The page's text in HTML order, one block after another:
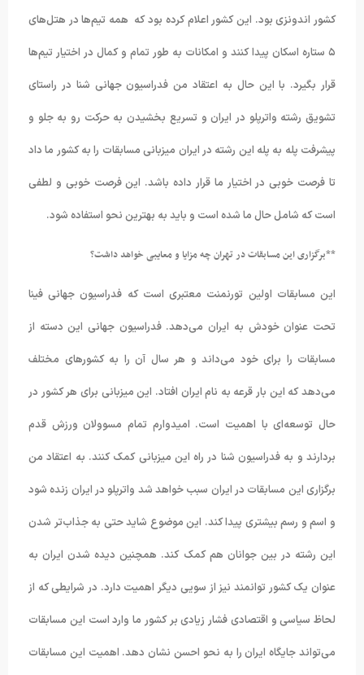
کشور اندونزی بود. این کشور اعلام کرده بود که همه تیم‌ها در هتل‌های
۵ ستاره اسکان پیدا کنند و امکانات به طور تمام و کمال در اختیار تیم‌ها
قرار بگیرد. با این حال به اعتقاد من فدراسیون جهانی شنا در راستای
تشویق رشته واترپلو در ایران و تسریع بخشیدن به حرکت رو به جلو و
پیشرفت پله به پله این رشته در ایران میزبانی مسابقات را به کشور ما داد
تا فرصت خوبی در اختیار ما قرار داده باشد. این فرصت خوبی و لطفی
است که شامل حال ما شده است و باید به بهترین نحو استفاده شود.
**برگزاری این مسابقات در تهران چه مزایا و معایبی خواهد داشت؟
این مسابقات اولین
تورنمنت معتبری است که فدراسیون جهانی فینا
تحت عنوان خودش به ایران می‌دهد. فدراسیون‌ جهانی این دسته از
مسابقات را برای خود می‌داند و هر سال آن را به کشورهای مختلف
می‌دهد که این بار قرعه به نام ایران افتاد. این میزبانی برای هر کشور در
حال توسعه‌ای با اهمیت است. امیدوارم تمام مسوولان ورزش قدم
بردارند و به فدراسیون شنا در راه این میزبانی کمک کنند. به اعتقاد من
برگزاری این مسابقات در ایران سبب خواهد شد واترپلو در ایران زنده شود
و اسم و رسم بیشتری پیدا کند. این موضوع شاید حتی به جذاب‌تر شدن
این رشته در بین جوانان هم کمک کند. همچنین دیده شدن ایران به
عنوان یک کشور توانمند نیز از سویی دیگر اهمیت دارد. در شرایطی که از
لحاظ سیاسی و اقتصادی فشار زیادی بر کشور ما وارد است این مسابقات
می‌تواند جایگاه ایران را به نحو احسن نشان دهد. اهمیت این مسابقات